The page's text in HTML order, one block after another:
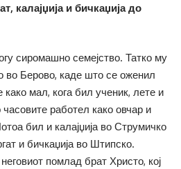
калајџија и бичкаџија до
сиромашно семејство. Татко му
во Берово, каде што се оженил
мал, кога бил ученик, лете и
работел како овчар и
бил и калајџија во Струмичко
и бичкаџија во Штипско.
помлад брат Христо, кој